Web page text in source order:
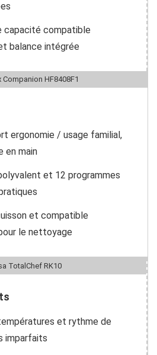
capacité compatible
balance intégrée
Companion HF8408F1
ergonomie / usage familial,
en main
et 12 programmes
et compatible
le nettoyage
TotalChef RK10
et rythme de
imparfaits